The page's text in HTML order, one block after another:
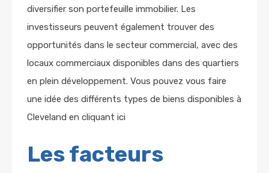
diversifier son portefeuille immobilier. Les
investisseurs peuvent également trouver des
opportunités dans le secteur commercial, avec des
locaux commerciaux disponibles dans des quartiers
en plein développement. Vous pouvez vous faire
une idée des différents types de biens disponibles à
Cleveland en cliquant ici
Les facteurs